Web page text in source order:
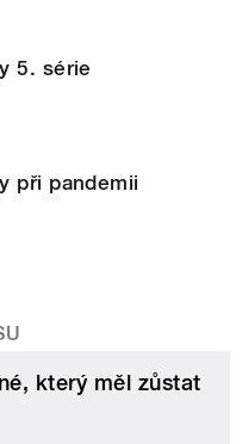
5. série
při pandemii
který měl zůstat